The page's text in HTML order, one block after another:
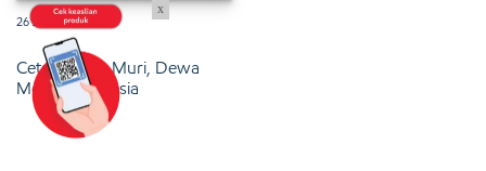
26 Januari 2025
Cetak Rekor Muri, Dewa
Motor Indonesia
x